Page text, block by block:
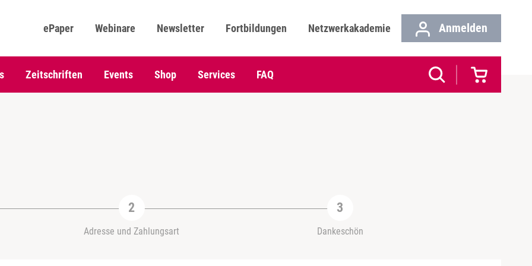
ePaper Webinare Newsletter Fortbildungen Netzwerkakademie Anmelden
Zeitschriften Events Shop Services FAQ
Adresse und Zahlungsart Dankeschön